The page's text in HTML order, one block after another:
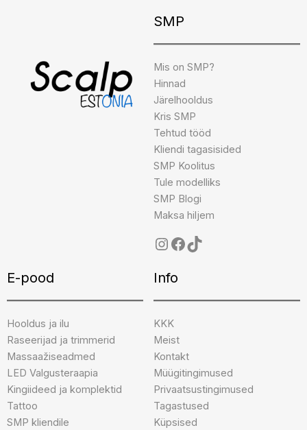
SMP
Mis on SMP?
Hinnad
Järelhooldus
Kris SMP
Tehtud tööd
Kliendi tagasisided
SMP Koolitus
Tule modelliks
SMP Blogi
Maksa hiljem
Instagram
Facebook
E-pood
Hooldus ja ilu
Raseerijad ja trimmerid
Massaažiseadmed
LED Valgusteraapia
Kingiideed ja komplektid
Tattoo
SMP kliendile
Info
KKK
Meist
Kontakt
Müügitingimused
Privaatsustingimused
Tagastused
Küpsised